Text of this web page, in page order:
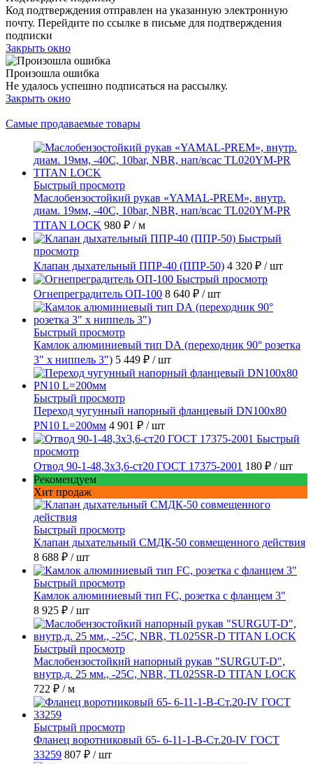
Код подтверждения отправлен на указанную электронную
почту. Перейдите по ссылке в письме для подтверждения
подписки
Закрыть окно
Произошла ошибка
Не удалось успешно подписаться на рассылку.
Закрыть окно
Самые продаваемые товары
Быстрый просмотр
Маслобензостойкий рукав «YAMAL-PREM», внутр.
диам. 19мм, -40C, 10bar, NBR, нап/всас TL020YM-PR
TITAN LOCK 980 ₽ / м
Быстрый
просмотр
Клапан дыхательный ППР-40 (ППР-50) 4 320 ₽ / шт
Быстрый просмотр
Огнепреградитель ОП-100 8 640 ₽ / шт
Быстрый просмотр
Камлок алюминиевый тип DА (переходник 90° розетка
3" х ниппель 3") 5 449 ₽ / шт
Быстрый просмотр
Переход чугунный напорный фланцевый DN100х80
PN10 L=200мм 4 901 ₽ / шт
Быстрый
просмотр
Отвод 90-1-48,3х3,6-ст20 ГОСТ 17375-2001 180 ₽ / шт
Рекомендуем
Хит продаж
Быстрый просмотр
Клапан дыхательный СМДК-50 совмещенного действия
8 688 ₽ / шт
Быстрый просмотр
Камлок алюминиевый тип FC, розетка с фланцем 3"
8 925 ₽ / шт
Быстрый просмотр
Маслобензостойкий напорный рукав "SURGUT-D",
внутр.д. 25 мм., -25C, NBR, TL025SR-D TITAN LOCK
722 ₽ / м
Быстрый просмотр
Фланец воротниковый 65- 6-11-1-B-Ст.20-IV ГОСТ
33259 807 ₽ / шт